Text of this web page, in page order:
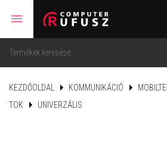
menu
KEZDŐOLDAL KOMMUNIKÁCIÓ
TOK
UNIVERZÁLIS